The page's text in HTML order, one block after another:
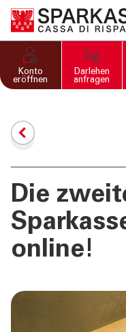
PRIVATKUNDEN
FAMILIEN
GESCHÄFTSKUNDEN
Konto
eröffnen
Darlehen
anfragen
Die
online!